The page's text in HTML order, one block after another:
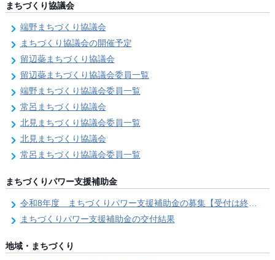
まちづくり協議会
端野まちづくり協議会
まちづくり協議会の開催予定
留辺蘂まちづくり協議会
留辺蘂まちづくり協議会委員一覧
端野まちづくり協議会委員一覧
常呂まちづくり協議会
北見まちづくり協議会委員一覧
北見まちづくり協議会
常呂まちづくり協議会委員一覧
まちづくりパワー支援補助金
令和8年度 まちづくりパワー支援補助金の募集【受付は終了しました。】
まちづくりパワー支援補助金の交付結果
地域・まちづくり